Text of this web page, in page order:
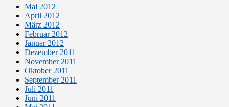
Mai 2012
April 2012
März 2012
Februar 2012
Januar 2012
Dezember 2011
November 2011
Oktober 2011
September 2011
Juli 2011
Juni 2011